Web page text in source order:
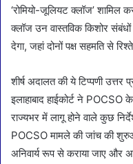
‘रोमियो-जूलियट क्लॉज’ शामिल
क्लॉज उन वास्तविक किशोर
देगा, जहां दोनों पक्ष सहमति से
शीर्ष अदालत की ये टिप्पणी
इलाहाबाद हाईकोर्ट ने
राज्यभर में लागू होने वाले कुछ
POCSO मामले की जांच की
अनिवार्य रूप से कराया जाए और